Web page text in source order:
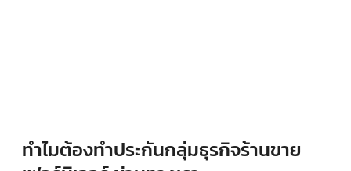
ทำไมต้องทำประกันกลุ่มธุรกิจร้านขาย